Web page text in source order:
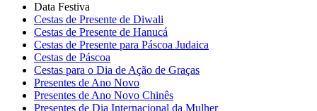
Data Festiva
Cestas de Presente de Diwali
Cestas de Presente de Hanucá
Cestas de Presente para Páscoa Judaica
Cestas de Páscoa
Cestas para o Dia de Ação de Graças
Presentes de Ano Novo
Presentes de Ano Novo Chinês
Presentes de Dia Internacional da Mulher